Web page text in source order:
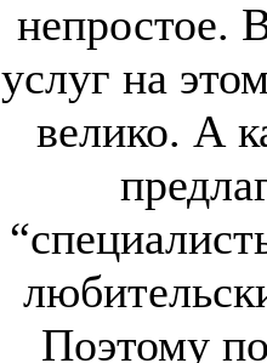
непростое.
услуг на
велико. А
Поэтому